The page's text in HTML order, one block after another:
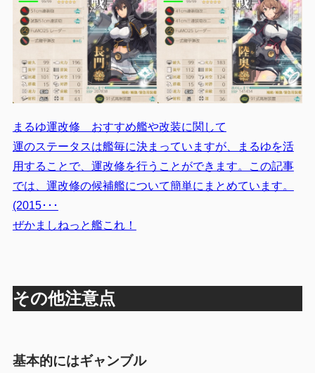
まるゆ運改修 おすすめ艦や改装に関して
運のステータスは艦毎に決まっていますが、まるゆを活
用することで、運改修を行うことができます。この記事
では、運改修の候補艦について簡単にまとめています。
(2015･･･
ぜかましねっと艦これ！
その他注意点
基本的にはギャンブル